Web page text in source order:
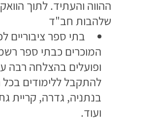
ההווה והעתיד. לתוך
שלהבות חב"ד
בתי ספר ציבוריים
המוכרים כבתי ספר
ופועלים בהצלחה רבה
להתקבל ללימודים בכל
בנתניה, גדרה, קריית
ועוד.